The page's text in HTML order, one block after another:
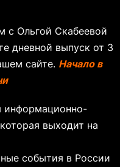
с Ольгой Скабеевой
дневной выпуск от 3
сайте. Начало в
информационно-
выходит на
события в России